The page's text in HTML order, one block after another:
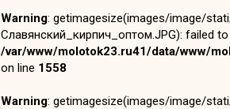
Warning: getimagesize(images/image/
Славянский_кирпич_оптом.JPG): failed
/var/www/molotok23.ru41/data/www/
on line 1558
Warning: getimagesize(images/image/